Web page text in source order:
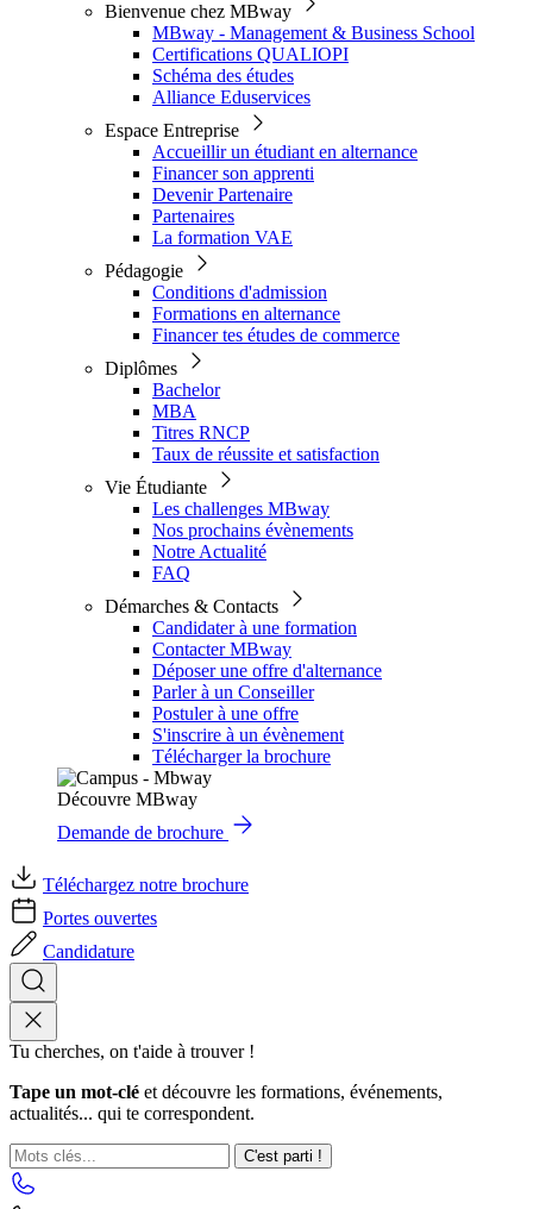
Bienvenue chez MBway
MBway - Management & Business School
Certifications QUALIOPI
Schéma des études
Alliance Eduservices
Espace Entreprise
Accueillir un étudiant en alternance
Financer son apprenti
Devenir Partenaire
Partenaires
La formation VAE
Pédagogie
Conditions d'admission
Formations en alternance
Financer tes études de commerce
Diplômes
Bachelor
MBA
Titres RNCP
Taux de réussite et satisfaction
Vie Étudiante
Les challenges MBway
Nos prochains évènements
Notre Actualité
FAQ
Démarches & Contacts
Candidater à une formation
Contacter MBway
Déposer une offre d'alternance
Parler à un Conseiller
Postuler à une offre
S'inscrire à un évènement
Télécharger la brochure
Découvre MBway
Demande de brochure
Téléchargez notre brochure
Portes ouvertes
Candidature
Tu cherches, on t'aide à trouver !
Tape un mot-clé et découvre les formations, événements,
actualités... qui te correspondent.
C'est parti !